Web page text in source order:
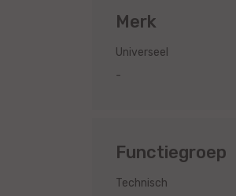
Merk
Universeel
-
Functiegroep
Technisch